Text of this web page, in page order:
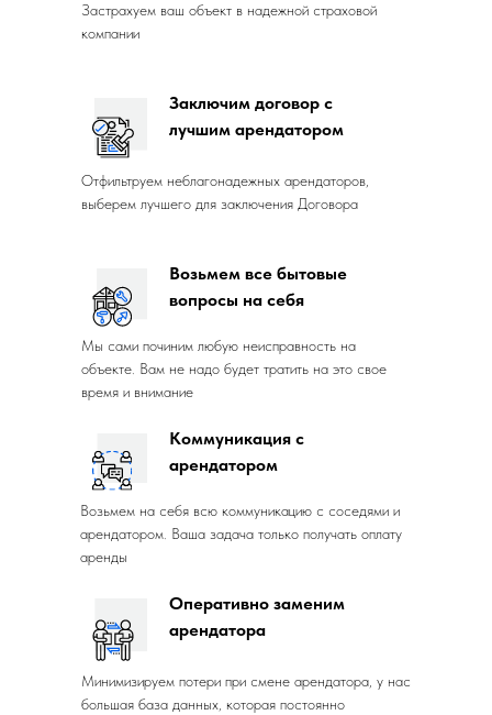
Мы сами починим любую неисправность на
объекте. Вам не надо будет тратить на это свое
время и внимание
Возьмем все бытовые
вопросы на себя
Отфильтруем неблагонадежных арендаторов,
выберем лучшего для заключения Договора
Заключим договор с
лучшим арендатором
Застрахуем ваш объект в надежной страховой
компании
Возьмем на себя всю коммуникацию с соседями и
арендатором. Ваша задача только получать оплату
аренды
Коммуникация с
арендатором
Минимизируем потери при смене арендатора, у нас
большая база данных, которая постоянно
Оперативно заменим
арендатора